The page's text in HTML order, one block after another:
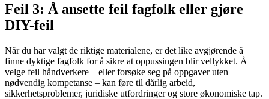
Feil 3: Å ansette feil fagfolk eller gjøre
DIY-feil
Når du har valgt de riktige materialene, er det like avgjørende å
finne dyktige fagfolk for å sikre at oppussingen blir vellykket. Å
velge feil håndverkere – eller forsøke seg på oppgaver uten
nødvendig kompetanse – kan føre til dårlig arbeid,
sikkerhetsproblemer, juridiske utfordringer og store økonomiske tap.